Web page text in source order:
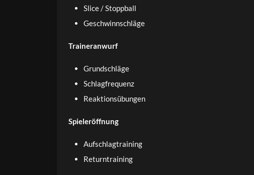
Slice / Stoppball
Geschwinnschläge
Traineranwurf
Grundschläge
Schlagfrequenz
Reaktionsübungen
Spieleröffnung
Aufschlagtraining
Returntraining